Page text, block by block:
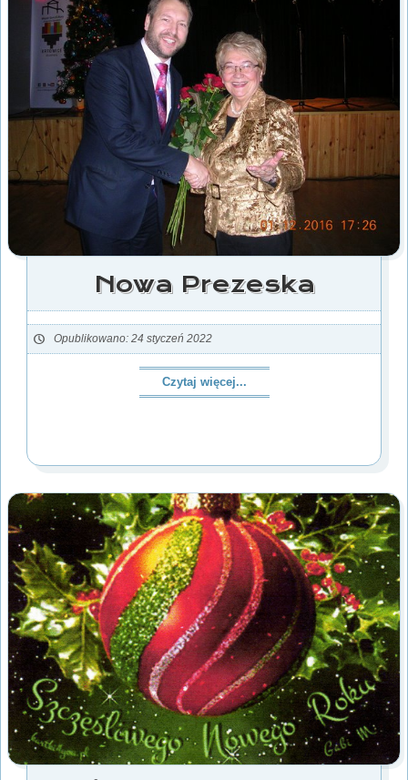
Nowa Prezeska
Opublikowano: 24 styczeń 2022
Czytaj więcej...